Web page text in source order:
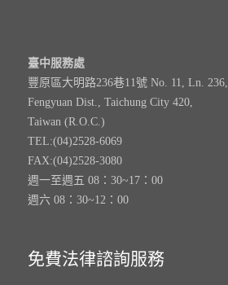
臺中服務處
豐原區大明路236巷11號 No. 11, Ln. 236,
Fengyuan Dist., Taichung City 420,
Taiwan (R.O.C.)
TEL:(04)2528-6069
FAX:(04)2528-3080
週一至週五 08：30~17：00
週六 08：30~12：00
免費法律諮詢服務